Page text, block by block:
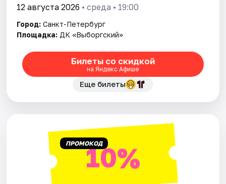
12 августа 2026 • среда • 19:00
Город: Санкт-Петербург
Площадка: ДК «Выборгский»
Билеты со скидкой
на Яндекс Афише
Еще билеты
ПРОМОКОД10%